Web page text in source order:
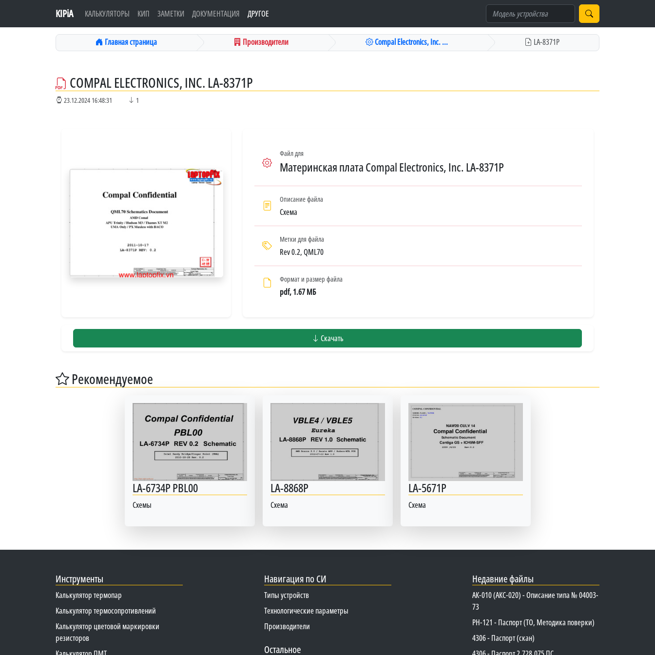
KIPiA КАЛЬКУЛЯТОРЫ КИП ЗАМЕТКИ ДОКУМЕНТАЦИЯ ДРУГОЕ
Главная страница Производители Compal Electronics, Inc. ... LA-8371P
COMPAL ELECTRONICS, INC. LA-8371P
23.12.2024 16:48:31 1
Файл для
Материнская плата Compal Electronics, Inc. LA-8371P
Описание файла
Схема
Метки для файла
Rev 0.2, QML70
Формат и размер файла
pdf, 1.67 МБ
Скачать
Рекомендуемое
LA-6734P PBL00
Схемы
LA-8868P
Схема
LA-5671P
Схема
Инструменты
Калькулятор термопар
Калькулятор термосопротивлений
Калькулятор цветовой маркировки
резисторов
Навигация по СИ
Типы устройств
Технологические параметры
Производители
Остальное
Недавние файлы
АК-010 (АКС-020) - Описание типа № 04003-
73
PH-121 - Паспорт (ТО, Методика поверки)
4306 - Паспорт (скан)